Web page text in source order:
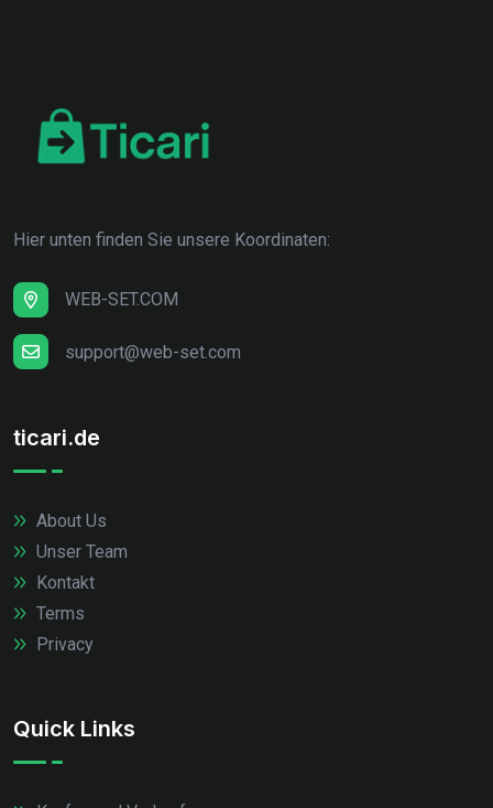
Hier unten finden Sie unsere Koordinaten:
WEB-SET.COM
support@web-set.com
ticari.de
About Us
Unser Team
Kontakt
Terms
Privacy
Quick Links